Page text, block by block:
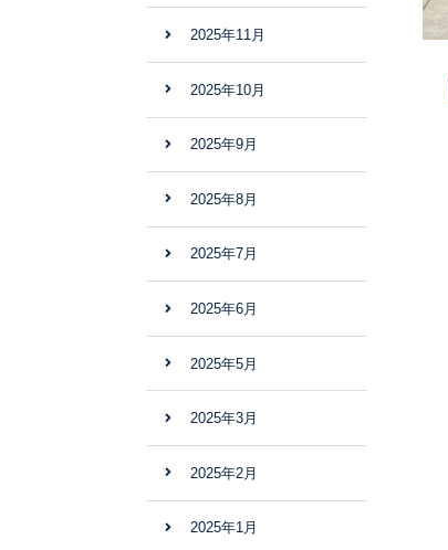
2025年11月
2025年10月
2025年9月
2025年8月
2025年7月
2025年6月
2025年5月
2025年3月
2025年2月
2025年1月